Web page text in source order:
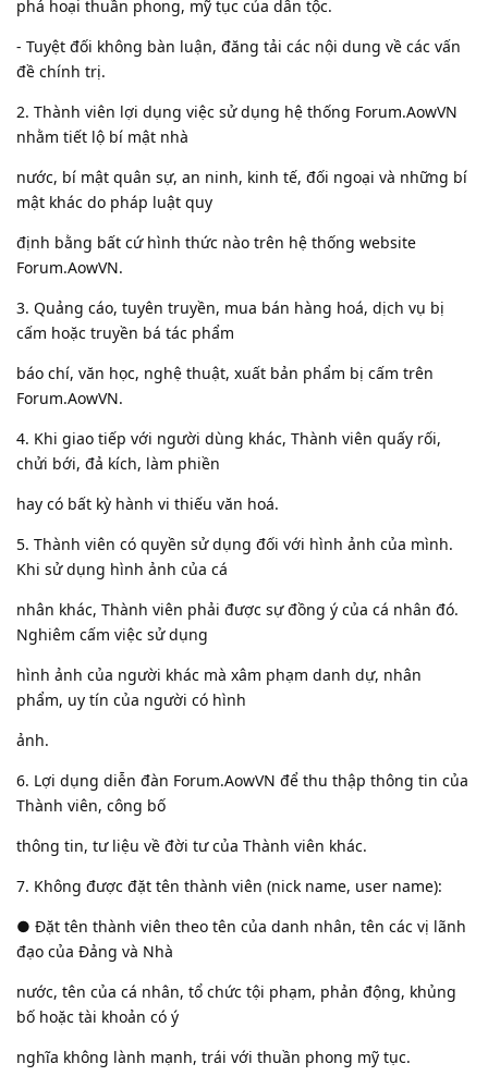
phá hoại thuần phong, mỹ tục của dân tộc.
- Tuyệt đối không bàn luận, đăng tải các nội dung về các vấn
đề chính trị.
2. Thành viên lợi dụng việc sử dụng hệ thống Forum.AowVN
nhằm tiết lộ bí mật nhà
nước, bí mật quân sự, an ninh, kinh tế, đối ngoại và những bí
mật khác do pháp luật quy
định bằng bất cứ hình thức nào trên hệ thống website
Forum.AowVN.
3. Quảng cáo, tuyên truyền, mua bán hàng hoá, dịch vụ bị
cấm hoặc truyền bá tác phẩm
báo chí, văn học, nghệ thuật, xuất bản phẩm bị cấm trên
Forum.AowVN.
4. Khi giao tiếp với người dùng khác, Thành viên quấy rối,
chửi bới, đả kích, làm phiền
hay có bất kỳ hành vi thiếu văn hoá.
5. Thành viên có quyền sử dụng đối với hình ảnh của mình.
Khi sử dụng hình ảnh của cá
nhân khác, Thành viên phải được sự đồng ý của cá nhân đó.
Nghiêm cấm việc sử dụng
hình ảnh của người khác mà xâm phạm danh dự, nhân
phẩm, uy tín của người có hình
ảnh.
6. Lợi dụng diễn đàn Forum.AowVN để thu thập thông tin của
Thành viên, công bố
thông tin, tư liệu về đời tư của Thành viên khác.
7. Không được đặt tên thành viên (nick name, user name):
● Đặt tên thành viên theo tên của danh nhân, tên các vị lãnh
đạo của Đảng và Nhà
nước, tên của cá nhân, tổ chức tội phạm, phản động, khủng
bố hoặc tài khoản có ý
nghĩa không lành mạnh, trái với thuần phong mỹ tục.